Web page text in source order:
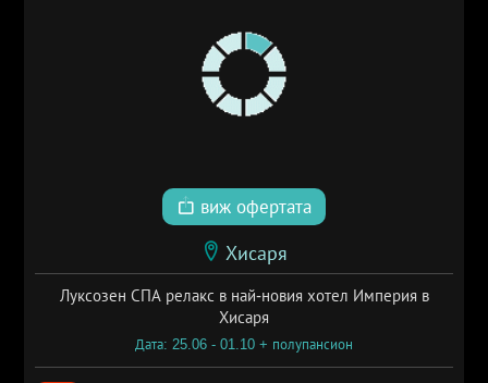
виж офертата
Хисаря
Луксозен СПА релакс в най-новия хотел Империя в
Хисаря
Дата: 25.06 - 01.10 + полупансион